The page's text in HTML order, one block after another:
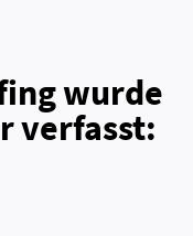
wurde
verfasst: